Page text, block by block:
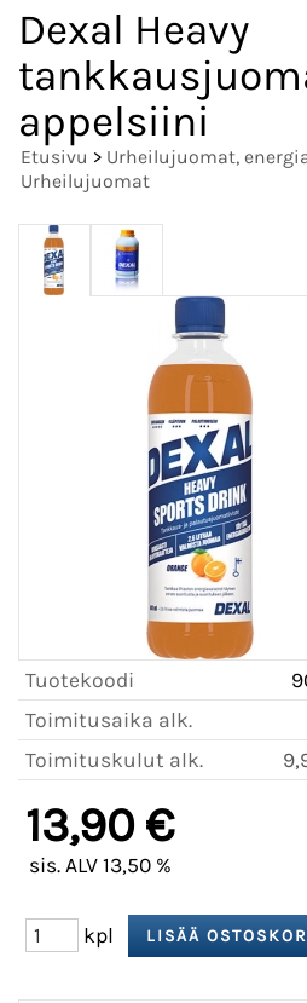
Dexal Heavy
appelsiini
Etusivu > Urheilujuomat,
Urheilujuomat
Tuotekoodi
Toimitusaika alk.
Toimituskulut alk.
13,90 €
sis. ALV 13,50 %
kpl